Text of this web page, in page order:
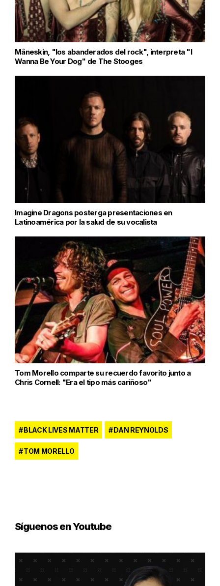
Måneskin, "los abanderados del rock", interpreta "I
Wanna Be Your Dog" de The Stooges
Imagine Dragons posterga presentaciones en
Latinoamérica por la salud de su vocalista
Tom Morello comparte su recuerdo favorito junto a
Chris Cornell: "Era el tipo más cariñoso"
BLACK LIVES MATTER DAN REYNOLDS
TOM MORELLO
Síguenos en Youtube